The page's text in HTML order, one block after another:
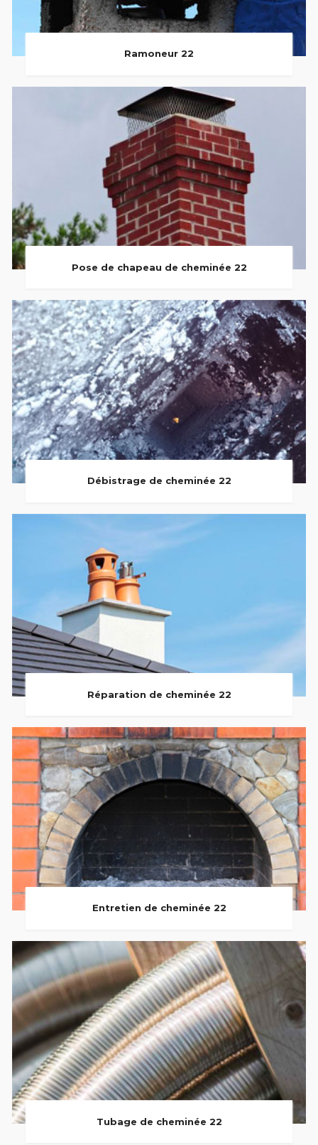
Ramoneur 22
Pose de chapeau de cheminée 22
Débistrage de cheminée 22
Réparation de cheminée 22
Entretien de cheminée 22
Tubage de cheminée 22